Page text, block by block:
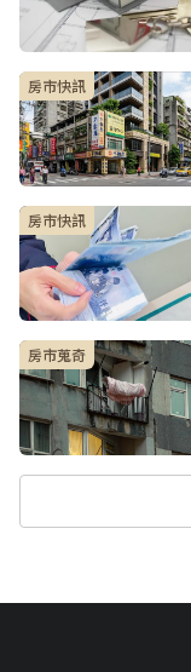
房市快訊
房市快訊
房市蒐奇